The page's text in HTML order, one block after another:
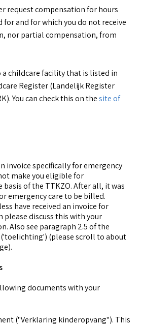
request compensation for hours
for and for which you do not receive
nor partial compensation, from
a childcare facility that is listed in
Register (Landelijk Register
You can check this on thesite of
invoice specifically for emergency
make you eligible for
of the TTKZO. After all, it was
emergency care to be billed.
have received an invoice for
please discuss this with your
Also see paragraph 2.5 of the
('toelichting') (please scroll to about
documents with your
("Verklaring kinderopvang"). This